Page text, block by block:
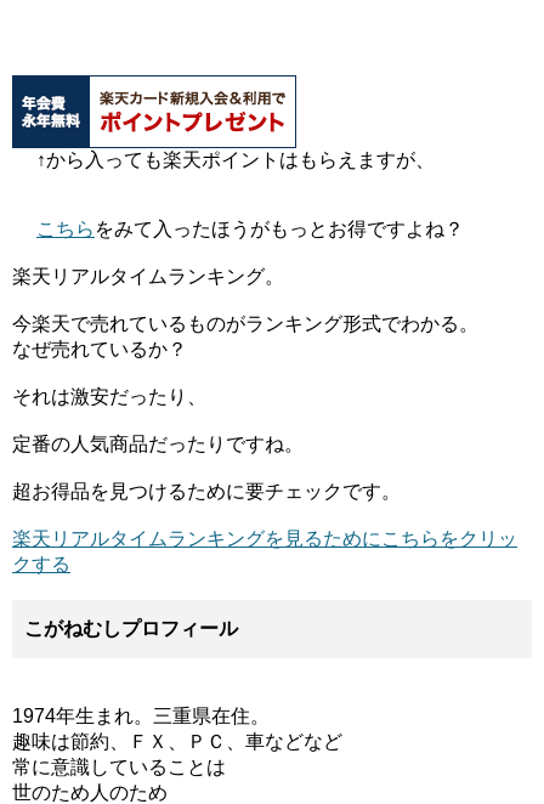
↑から入っても楽天ポイントはもらえますが、
こちら をみて入ったほうがもっとお得ですよね？
楽天リアルタイムランキング。
今楽天で売れているものがランキング形式でわかる。
なぜ売れているか？
それは激安だったり、
定番の人気商品だったりですね。
超お得品を見つけるために要チェックです。
楽天リアルタイムランキングを見るためにこちらをクリッ
クする
こがねむしプロフィール
1974年生まれ。三重県在住。
趣味は節約、ＦＸ、ＰＣ、車などなど
常に意識していることは
世のため人のため